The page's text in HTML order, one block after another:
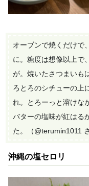
オーブンで焼くだけで
に。糖度は想像以上で
が。焼いたさつまいも
ろとろのシチューの上
れ。とろーっと溶けな
バターの塩味が紅はる
た。（@terumin1011 さ
沖縄の塩セロリ